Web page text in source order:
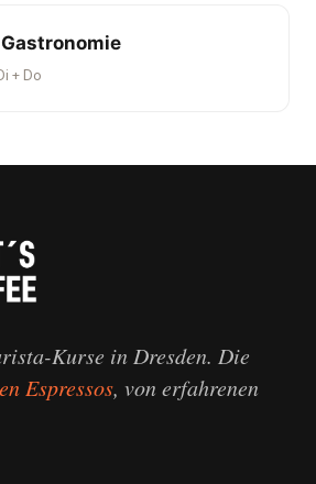
+ Do
Kurse in Dresden. Die
Espressos, von erfahrenen